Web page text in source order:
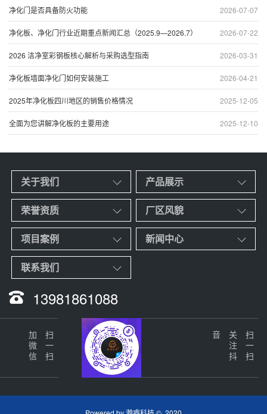
2026-07-07
净化门是否具备防火功能
2026-07-22
净化板、净化门行业近期重点新闻汇总（2025.9—2026.7）
2026-03-31
2026 洁净室彩钢板核心解析与采购选型指南
2026-04-21
净化板墙面净化门如何安装施工
2025-12-05
2025年净化板四川地区的销售价格情况
2025-12-10
全面为您讲解净化板的主要用途
关于我们 产品展示
荣誉资质 厂区风貌
项目案例 新闻中心
联系我们
13981861088
扫一扫
加微信 扫一扫
关
注
抖
音